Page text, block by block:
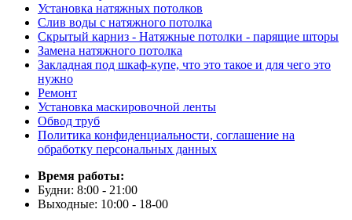
Установка натяжных потолков
Слив воды с натяжного потолка
Скрытый карниз - Натяжные потолки - парящие шторы
Замена натяжного потолка
Закладная под шкаф-купе, что это такое и для чего это
нужно
Ремонт
Установка маскировочной ленты
Обвод труб
Политика конфиденциальности, соглашение на
обработку персональных данных
Время работы:
Будни: 8:00 - 21:00
Выходные: 10:00 - 18-00